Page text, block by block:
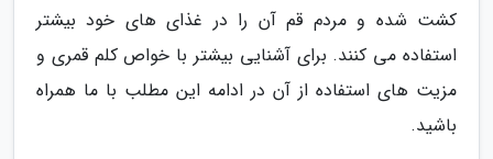
کشت شده و مردم قم آن را در غذای های خود بیشتر
استفاده می کنند. برای آشنایی بیشتر با خواص کلم قمری و
مزیت های استفاده از آن در ادامه این مطلب با ما همراه
باشید.